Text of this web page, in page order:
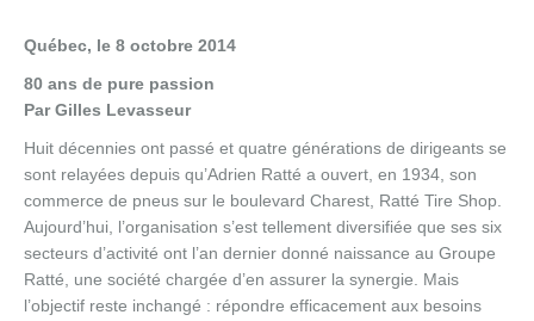
Québec, le 8 octobre 2014
80 ans de pure passion
Par Gilles Levasseur
Huit décennies ont passé et quatre générations de dirigeants se
sont relayées depuis qu’Adrien Ratté a ouvert, en 1934, son
commerce de pneus sur le boulevard Charest, Ratté Tire Shop.
Aujourd’hui, l’organisation s’est tellement diversifiée que ses six
secteurs d’activité ont l’an dernier donné naissance au Groupe
Ratté, une société chargée d’en assurer la synergie. Mais
l’objectif reste inchangé : répondre efficacement aux besoins